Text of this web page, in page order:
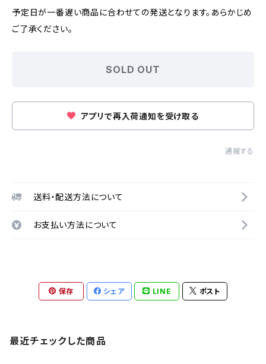
予定日が一番遅い商品に合わせての発送となります。あらかじめ
ご了承ください。
SOLD OUT
アプリで再入荷通知を受け取る
通報する
送料・配送方法について
お支払い方法について
保存 シェア LINE ポスト
最近チェックした商品